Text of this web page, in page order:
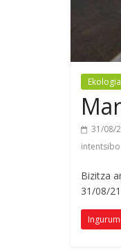
Ekologia
31/08/
Bizitza
31/08/21